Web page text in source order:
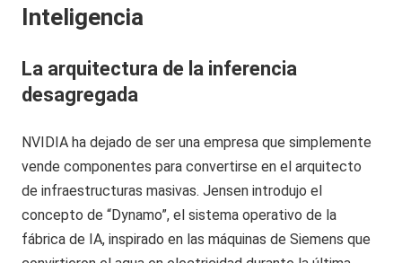
Inteligencia
La arquitectura de la inferencia
desagregada
NVIDIA ha dejado de ser una empresa que simplemente
vende componentes para convertirse en el arquitecto
de infraestructuras masivas. Jensen introdujo el
concepto de “Dynamo”, el sistema operativo de la
fábrica de IA, inspirado en las máquinas de Siemens que